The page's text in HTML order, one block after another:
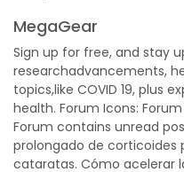
MegaGear
Sign up for free, and stay
researchadvancements,
topics,like COVID 19, plus
health. Forum Icons:
Forum contains unread
prolongado de
cataratas. Cómo acelerar